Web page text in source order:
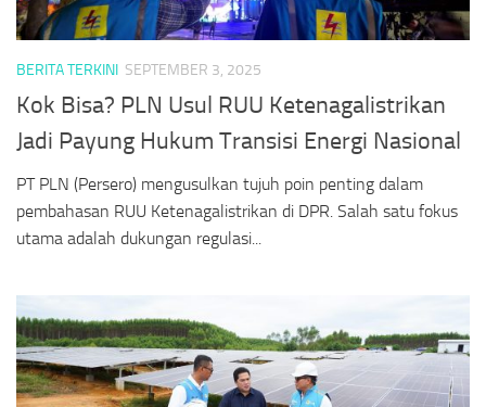
BERITA TERKINI SEPTEMBER 3, 2025
Kok Bisa? PLN Usul RUU Ketenagalistrikan
Jadi Payung Hukum Transisi Energi Nasional
PT PLN (Persero) mengusulkan tujuh poin penting dalam
pembahasan RUU Ketenagalistrikan di DPR. Salah satu fokus
utama adalah dukungan regulasi...